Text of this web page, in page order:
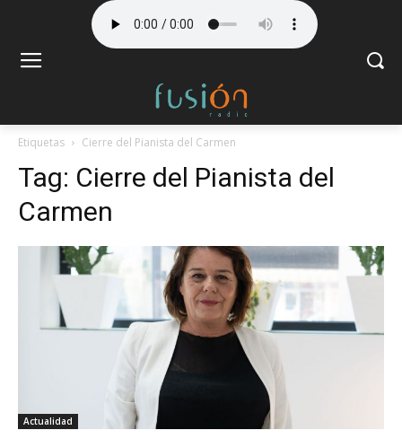
Etiquetas Cierre del Pianista del Carmen
Tag: Cierre del Pianista del
Carmen
Actualidad